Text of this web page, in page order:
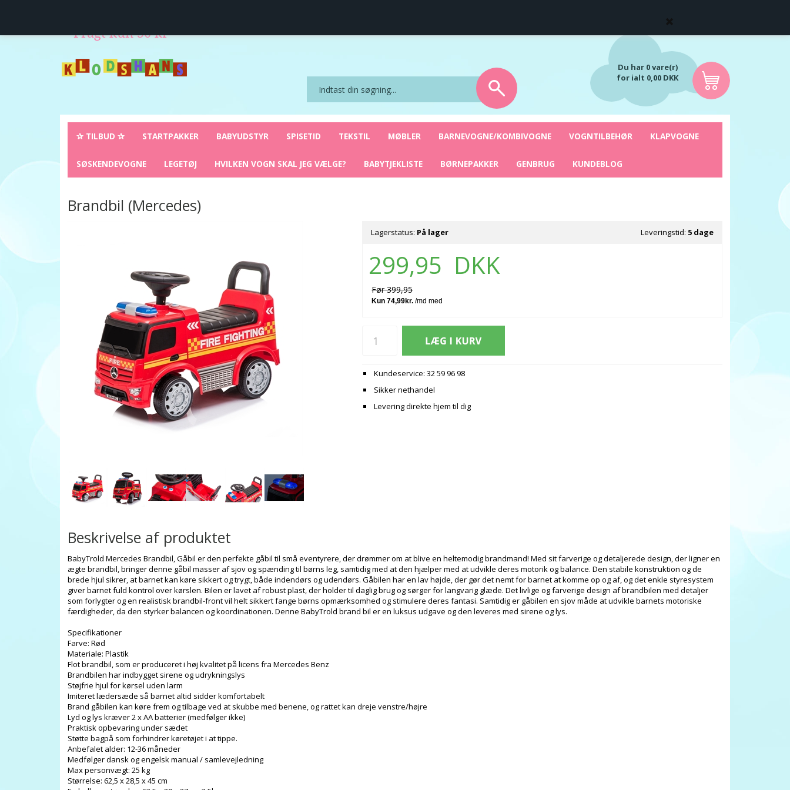
Fragt kun 50 kr
Du har 0 vare(r)
for ialt 0,00 DKK
✰ TILBUD ✰ STARTPAKKER BABYUDSTYR SPISETID TEKSTIL MØBLER BARNEVOGNE/KOMBIVOGNE VOGNTILBEHØR KLAPVOGNE
SØSKENDEVOGNE LEGETØJ HVILKEN VOGN SKAL JEG VÆLGE? BABYTJEKLISTE BØRNEPAKKER GENBRUG KUNDEBLOG
Brandbil (Mercedes)
Lagerstatus: På lager Leveringstid: 5 dage
299,95 DKK
Før 399,95
Kundeservice: 32 59 96 98
Sikker nethandel
Levering direkte hjem til dig
Beskrivelse af produktet
BabyTrold Mercedes Brandbil, Gåbil er den perfekte gåbil til små eventyrere, der drømmer om at blive en heltemodig brandmand! Med sit farverige og detaljerede design, der ligner en
ægte brandbil, bringer denne gåbil masser af sjov og spænding til børns leg, samtidig med at den hjælper med at udvikle deres motorik og balance. Den stabile konstruktion og de
brede hjul sikrer, at barnet kan køre sikkert og trygt, både indendørs og udendørs. Gåbilen har en lav højde, der gør det nemt for barnet at komme op og af, og det enkle styresystem
giver barnet fuld kontrol over kørslen. Bilen er lavet af robust plast, der holder til daglig brug og sørger for langvarig glæde. Det livlige og farverige design af brandbilen med detaljer
som forlygter og en realistisk brandbil-front vil helt sikkert fange børns opmærksomhed og stimulere deres fantasi. Samtidig er gåbilen en sjov måde at udvikle barnets motoriske
færdigheder, da den styrker balancen og koordinationen. Denne BabyTrold brand bil er en luksus udgave og den leveres med sirene og lys.
Specifikationer
Farve: Rød
Materiale: Plastik
Flot brandbil, som er produceret i høj kvalitet på licens fra Mercedes Benz
Brandbilen har indbygget sirene og udrykningslys
Støjfrie hjul for kørsel uden larm
Imiteret lædersæde så barnet altid sidder komfortabelt
Brand gåbilen kan køre frem og tilbage ved at skubbe med benene, og rattet kan dreje venstre/højre
Lyd og lys kræver 2 x AA batterier (medfølger ikke)
Praktisk opbevaring under sædet
Støtte bagpå som forhindrer køretøjet i at tippe.
Anbefalet alder: 12-36 måneder
Medfølger dansk og engelsk manual / samlevejledning
Max personvægt: 25 kg
Størrelse: 62,5 x 28,5 x 45 cm